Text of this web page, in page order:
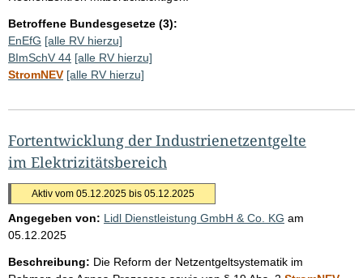
Betroffene Bundesgesetze (3):
EnEfG [alle RV hierzu]
BImSchV 44 [alle RV hierzu]
StromNEV [alle RV hierzu]
Fortentwicklung der Industrienetzentgelte
im Elektrizitätsbereich
Aktiv vom 05.12.2025 bis 05.12.2025
Angegeben von: Lidl Dienstleistung GmbH & Co. KG am
05.12.2025
Beschreibung: Die Reform der Netzentgeltsystematik im